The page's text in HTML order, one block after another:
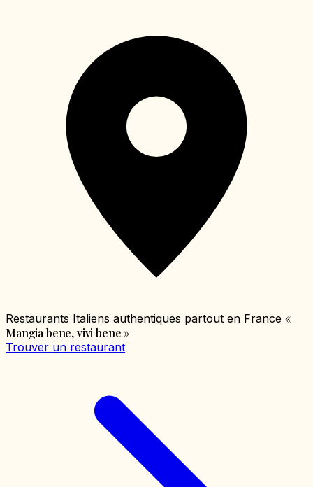
Restaurants Italiens authentiques partout en France «
Mangia bene, vivi bene »
Trouver un restaurant